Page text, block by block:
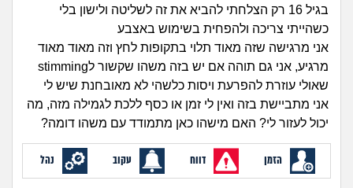
מדורים
זוגיות
היריון ולידה
הורות ומשפחה
מתבגרים
חיפוש שאלות
הרשמה | התחברות
בגיל 16 רק הצלחתי להביא את זה לשליטה ולישון בלי
כשהייתי צריכה ולהפחית בשימוש באצבע
אני מרגישה שזה מאוד תלוי בתקופות לחץ וזה מאוד מאוד
מרגיע, אני גם תוהה אם יש בזה משהו שקשור לstimming
שאולי עוזרת להפרעת ויסות כלשהי לא מאובחנת שיש לי
אני מתביישת בזה ואין לי זמן או כסף ללכת לגמילה מזה, מה
יכול לעזור לי? האם מישהו כאן מתמודד עם משהו דומה?
הזמן דווח עקוב נהל